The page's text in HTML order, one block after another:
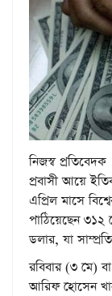
নিজস্ব প্রতিবেদক
প্রবাসী আয়ে
এপ্রিল মাসে
পাঠিয়েছেন
ডলার, যা
রবিবার (৩ মে)
আরিফ হোসেন